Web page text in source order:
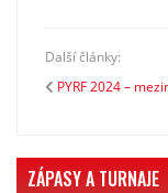
Další články:
PYRF 2024 –
ZÁPASY A TURNAJE